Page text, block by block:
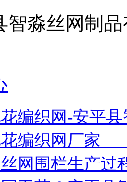
淼丝网制品
编织网-安平
编织网厂家
网围栏生产过